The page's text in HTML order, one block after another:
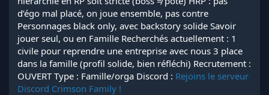
d’égo mal placé, on joue ensemble, pas contre
Personnages black only, avec backstory solide Savoir
jouer seul, ou en Famille Recherchés actuellement : 1
civile pour reprendre une entreprise avec nous 3 place
dans la famille (profil solide, bien réfléchi) Recrutement :
OUVERT Type : Famille/orga Discord : Rejoins le serveur
Discord Crimson Family !